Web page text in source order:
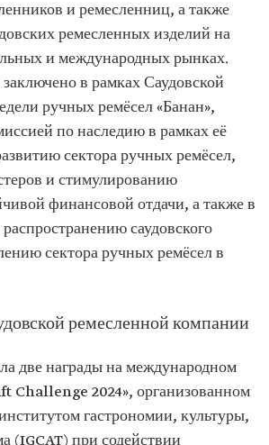
и ремесленниц, а также
ремесленных изделий на
и международных рынках.
в рамках Саудовской
ручных ремёсел «Банан»,
по наследию в рамках её
сектора ручных ремёсел,
и стимулированию
финансовой отдачи, а также в
саудовского
сектора ручных ремёсел в
ремесленной компании
две награды на международном
Challenge 2024», организованном
гастрономии, культуры,
(IGCAT) при содействии